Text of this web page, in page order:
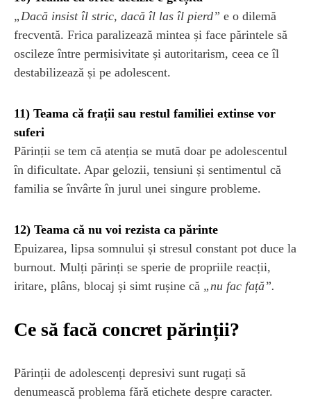
„Dacă insist îl stric, dacă îl las îl pierd” e o dilemă
frecventă. Frica paralizează mintea și face părintele să
oscileze între permisivitate și autoritarism, ceea ce îl
destabilizează și pe adolescent.
11) Teama că frații sau restul familiei extinse vor
suferi
Părinții se tem că atenția se mută doar pe adolescentul
în dificultate. Apar gelozii, tensiuni și sentimentul că
familia se învârte în jurul unei singure probleme.
12) Teama că nu voi rezista ca părinte
Epuizarea, lipsa somnului și stresul constant pot duce la
burnout. Mulți părinți se sperie de propriile reacții,
iritare, plâns, blocaj și simt rușine că „nu fac față”.
Ce să facă concret părinții?
Părinții de adolescenți depresivi sunt rugați să
denumească problema fără etichete despre caracter.